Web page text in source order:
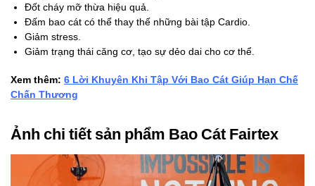
Đốt cháy mỡ thừa hiệu quả.
Đấm bao cát có thể thay thế những bài tập Cardio.
Giảm stress.
Giảm trạng thái căng cơ, tạo sự dẻo dai cho cơ thể.
Xem thêm: 6 Lời Khuyên Khi Tập Với Bao Cát Giúp Hạn Chế
Chấn Thương
Ảnh chi tiết sản phẩm Bao Cát Fairtex